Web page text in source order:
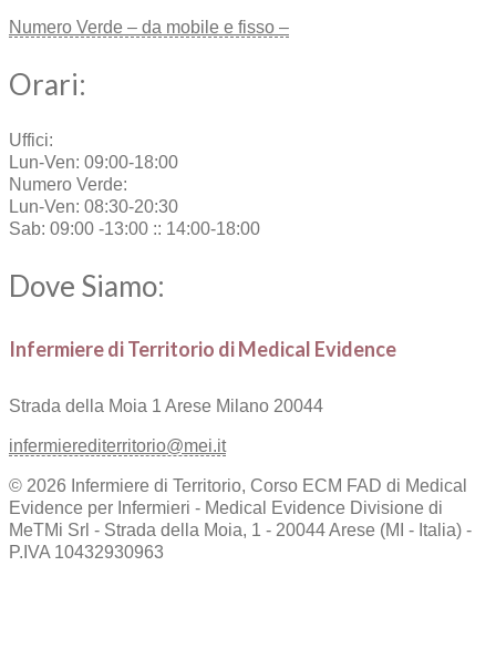
Numero Verde – da mobile e fisso –
Orari:
Uffici:
Lun-Ven: 09:00-18:00
Numero Verde:
Lun-Ven: 08:30-20:30
Sab: 09:00 -13:00 :: 14:00-18:00
Dove Siamo:
Infermiere di Territorio di Medical Evidence
Strada della Moia 1 Arese Milano 20044
infermierediterritorio@mei.it
© 2026 Infermiere di Territorio, Corso ECM FAD di Medical
Evidence per Infermieri - Medical Evidence Divisione di
MeTMi Srl - Strada della Moia, 1 - 20044 Arese (MI - Italia) -
P.IVA 10432930963